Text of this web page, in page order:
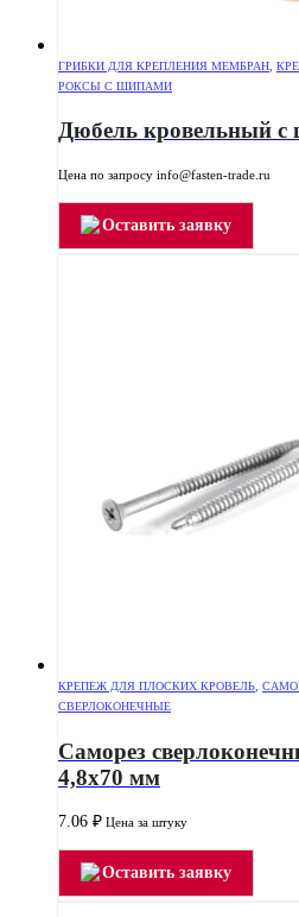
ГРИБКИ ДЛЯ КРЕПЛЕНИЯ МЕМБРАН
РОКСЫ С ШИПАМИ
Дюбель кровельный
Цена по запросу info@fasten-trade.ru
Оставить заявку
КРЕПЕЖ ДЛЯ ПЛОСКИХ КРОВЕЛЬ
СВЕРЛОКОНЕЧНЫЕ
Саморез
4,8х70 мм
7.06 ₽ Цена за штуку
Оставить заявку